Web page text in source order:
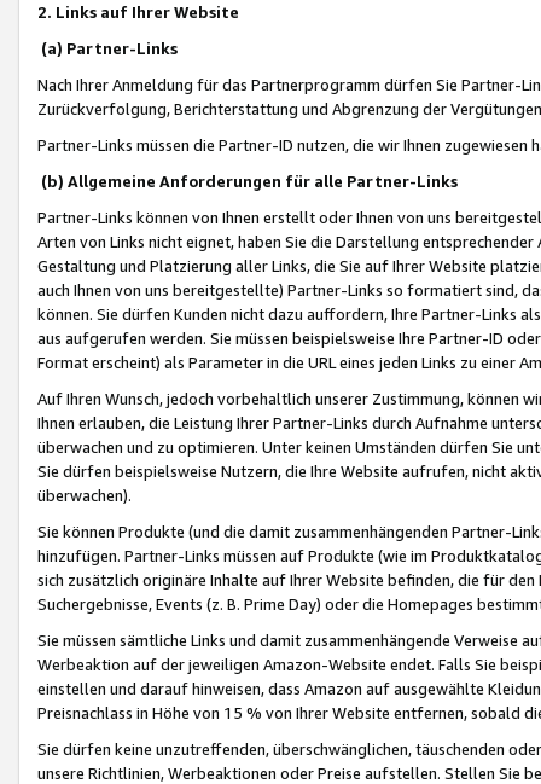
2. Links auf Ihrer Website
(a) Partner-Links
Nach Ihrer Anmeldung für das Partnerprogramm dürfen Sie Partner-
Zurückverfolgung, Berichterstattung und Abgrenzung der
Partner-Links müssen die Partner-ID nutzen, die wir Ihnen zugewiesen
(b) Allgemeine Anforderungen für alle Partner-Links
Partner-Links können von Ihnen erstellt oder Ihnen von uns
Arten von Links nicht eignet, haben Sie die Darstellung
Gestaltung und Platzierung aller Links, die Sie auf Ihrer Website
auch Ihnen von uns bereitgestellte) Partner-Links so formatiert sind,
können. Sie dürfen Kunden nicht dazu auffordern, Ihre Partner-Links
aus aufgerufen werden. Sie müssen beispielsweise Ihre Partner-ID
Format erscheint) als Parameter in die URL eines jeden Links zu einer
Auf Ihren Wunsch, jedoch vorbehaltlich unserer Zustimmung, können
Ihnen erlauben, die Leistung Ihrer Partner-Links durch Aufnahme
überwachen und zu optimieren. Unter keinen Umständen dürfen Sie
Sie dürfen beispielsweise Nutzern, die Ihre Website aufrufen, nicht
überwachen).
Sie können Produkte (und die damit zusammenhängenden Partner-
hinzufügen. Partner-Links müssen auf Produkte (wie im
sich zusätzlich originäre Inhalte auf Ihrer Website befinden, die für
Suchergebnisse, Events (z. B. Prime Day) oder die Homepages
Sie müssen sämtliche Links und damit zusammenhängende
Werbeaktion auf der jeweiligen Amazon-Website endet. Falls Sie
einstellen und darauf hinweisen, dass Amazon auf ausgewählte
Preisnachlass in Höhe von 15 % von Ihrer Website entfernen, sobald
Sie dürfen keine unzutreffenden, überschwänglichen, täuschenden
unsere Richtlinien, Werbeaktionen oder Preise aufstellen. Stellen Sie